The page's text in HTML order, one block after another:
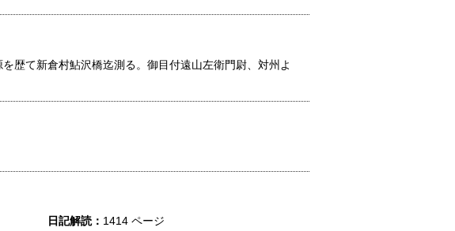
歴て新倉村鮎沢橋迄測る。御目付遠山左衛門尉、対州よ
日記解読： 1414 ページ